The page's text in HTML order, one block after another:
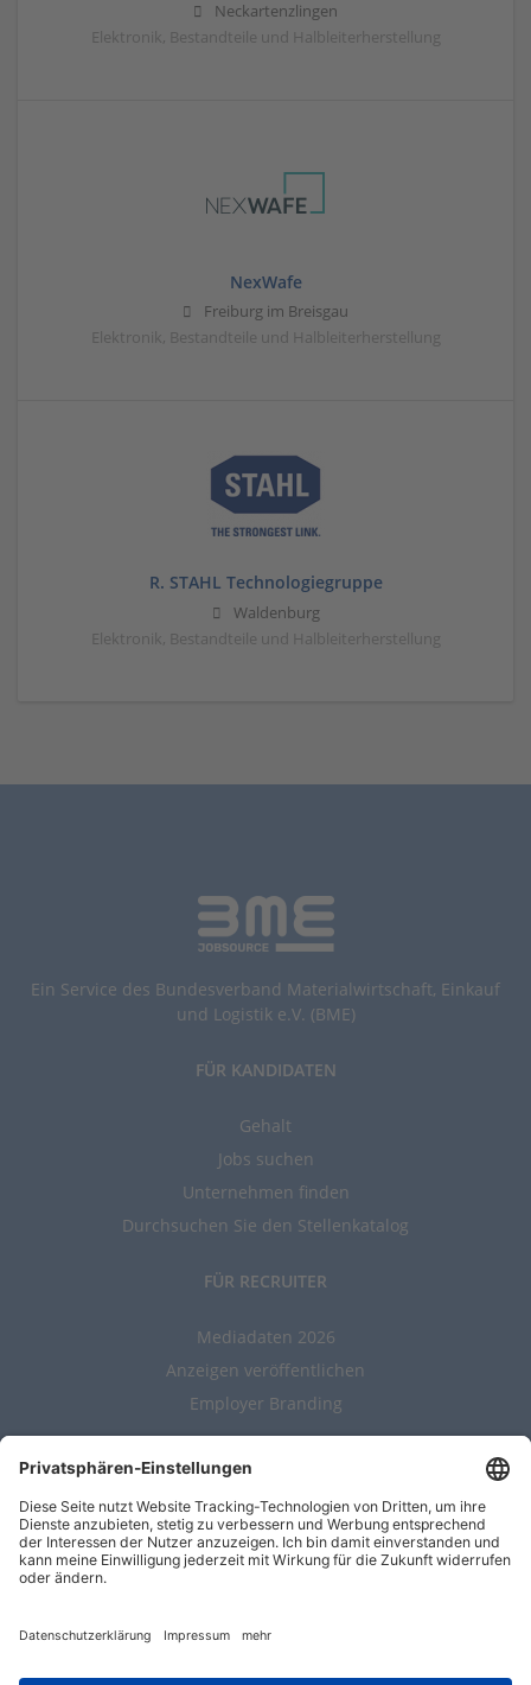
Neckartenzlingen
Elektronik, Bestandteile und Halbleiterherstellung
NexWafe
Freiburg im Breisgau
Elektronik, Bestandteile und Halbleiterherstellung
R. STAHL Technologiegruppe
Waldenburg
Elektronik, Bestandteile und Halbleiterherstellung
Ein Service des Bundesverband Materialwirtschaft, Einkauf
und Logistik e.V. (BME)
FÜR KANDIDATEN
Gehalt
Jobs suchen
Unternehmen finden
Durchsuchen Sie den Stellenkatalog
FÜR RECRUITER
Mediadaten 2026
Anzeigen veröffentlichen
Employer Branding
ALLGEMEIN
Kontakt
AGBs
Impressum